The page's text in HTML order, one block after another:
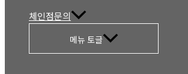
체인점문의
메뉴 토글